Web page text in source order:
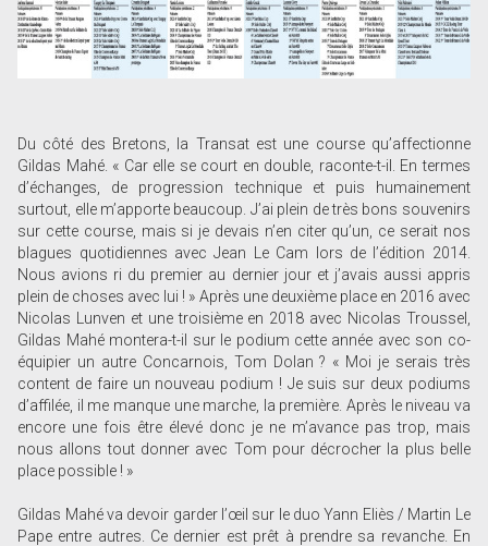
Du côté des Bretons, la Transat est une course qu’affectionne
Gildas Mahé. « Car elle se court en double, raconte-t-il. En termes
d’échanges, de progression technique et puis humainement
surtout, elle m’apporte beaucoup. J’ai plein de très bons souvenirs
sur cette course, mais si je devais n’en citer qu’un, ce serait nos
blagues quotidiennes avec Jean Le Cam lors de l’édition 2014.
Nous avions ri du premier au dernier jour et j’avais aussi appris
plein de choses avec lui ! » Après une deuxième place en 2016 avec
Nicolas Lunven et une troisième en 2018 avec Nicolas Troussel,
Gildas Mahé montera-t-il sur le podium cette année avec son co-
équipier un autre Concarnois, Tom Dolan ? « Moi je serais très
content de faire un nouveau podium ! Je suis sur deux podiums
d’affilée, il me manque une marche, la première. Après le niveau va
encore une fois être élevé donc je ne m’avance pas trop, mais
nous allons tout donner avec Tom pour décrocher la plus belle
place possible ! »
Gildas Mahé va devoir garder l’œil sur le duo Yann Eliès / Martin Le
Pape entre autres. Ce dernier est prêt à prendre sa revanche. En